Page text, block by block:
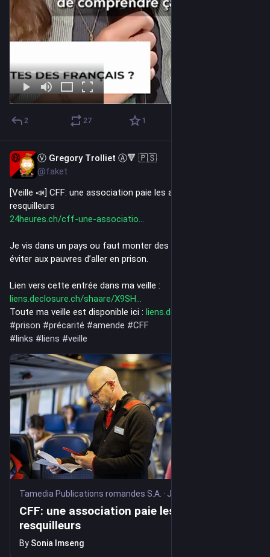
2 27 1
Ⓥ Gregory Trolliet Ⓐ🔻 🇵🇸
@faket
[Veille 📣] CFF: une association paie les amendes des
resquilleurs
24heures.ch/cff-une-associatio
Je vis dans un pays ou faut monter des fondations pour
éviter aux pauvres d’aller en prison.
Lien vers cette entrée dans ma veille :
liens.declosure.ch/shaare/X9SH
Toute ma veille est disponible ici : liens.declosure.ch/
#prison #précarité #amende #CFF
#links #liens #veille
Tamedia Publications romandes S.A. · Jul 30
CFF: une association paie les amendes des
resquilleurs
By Sonia Imseng